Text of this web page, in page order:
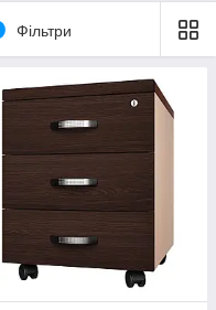
Фільтри